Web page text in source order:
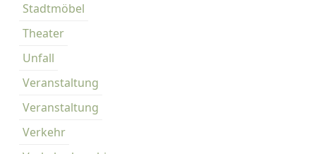
Stadtmöbel
Theater
Unfall
Veranstaltung
Veranstaltung
Verkehr